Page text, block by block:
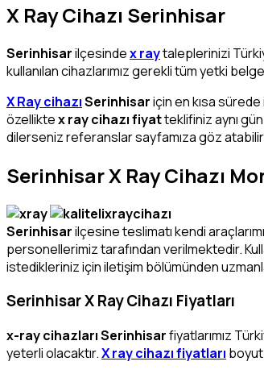
X Ray Cihazı Serinhisar
Serinhisarilçesindex raytaleplerinizi
kullanılan cihazlarımız gerekli tüm yetki
X Ray cihazıSerinhisariçin en kısa
özelliktex ray cihazı fiyatteklifiniz aynı
dilerseniz referanslar sayfamıza göz
Serinhisar X Ray Cihazı
Serinhisarilçesine teslimatı kendi
personellerimiz tarafından verilmektedir.
istedikleriniz için iletişim bölümünden
Serinhisar X Ray Cihazı Fiyatları
x-ray cihazları Serinhisarfiyatlarımız
yeterli olacaktır.X ray cihazı fiyatları